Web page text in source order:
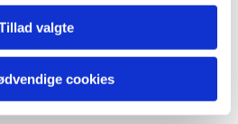
valgte
cookies